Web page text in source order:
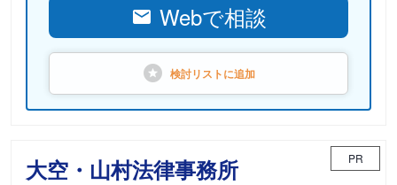
Webで相談
検討リストに追加
大空・山村法律事務所 PR